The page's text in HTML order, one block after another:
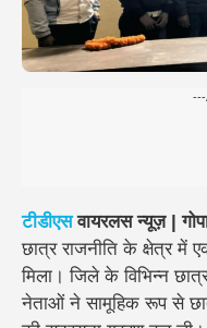
---
टीडीएसवायरलस न्यूज़ |
छात्र राजनीति के क्षेत्र में
मिला। जिले के विभिन्न
नेताओं ने सामूहिक रूप से